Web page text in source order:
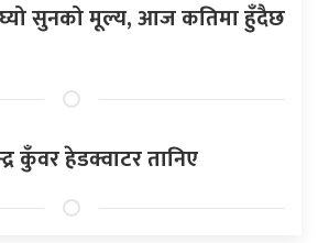
सुनको मूल्य, आज कतिमा हुँदैछ
कुँवर हेडक्वाटर तानिए